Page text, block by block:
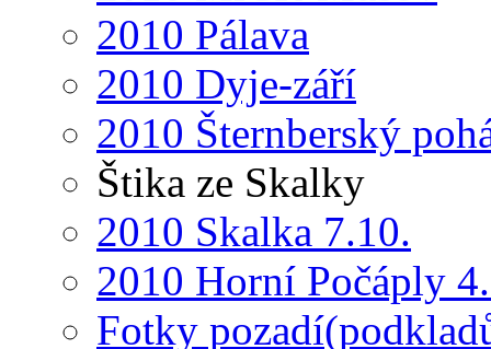
2010 Pálava
2010 Dyje-září
2010 Šternberský
Štika ze Skalky
2010 Skalka 7.10.
2010 Horní Počáply
Fotky